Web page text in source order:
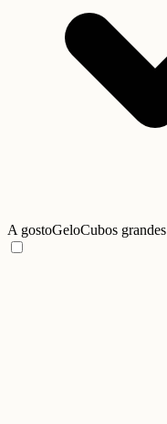
A gostoGeloCubos grandes